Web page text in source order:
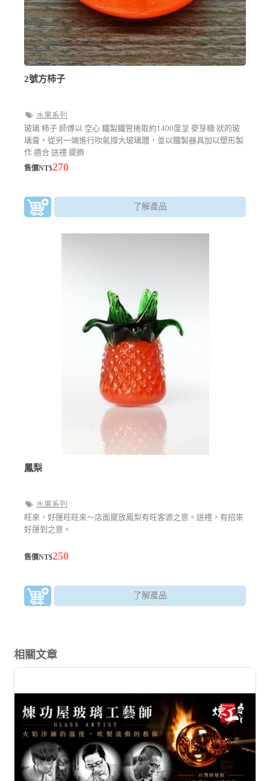
2號方柿子
水果系列
玻璃 柿子 師傅以 空心 鐵製鐵管捲取約1400度呈 麥芽糖 狀的玻
璃膏，從另一端進行吹氣撐大玻璃體，並以鐵製器具加以塑形製
作 適合 送禮 擺飾
售價NT$270
了解產品
鳳梨
水果系列
旺來，好運旺旺來～店面擺放鳳梨有旺客源之意。送禮，有招來
好運到之意。
售價NT$250
了解產品
相關文章